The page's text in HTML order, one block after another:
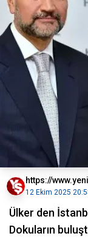
https://
12 Ekim 2025
Ülker den
Dokuların